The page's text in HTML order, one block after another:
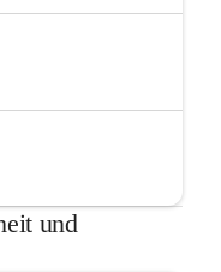
und